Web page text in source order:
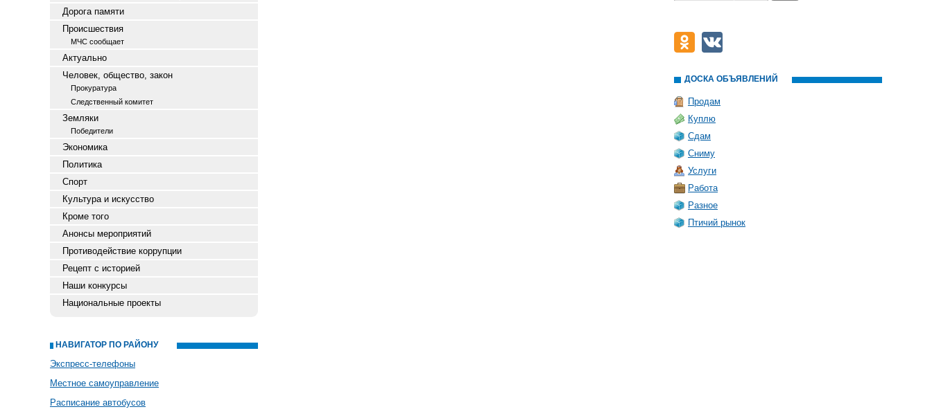
Дорога памяти
Происшествия
МЧС сообщает
Актуально
Человек, общество, закон
Прокуратура
Следственный комитет
Земляки
Победители
Экономика
Политика
Спорт
Культура и искусство
Кроме того
Анонсы мероприятий
Противодействие коррупции
Рецепт с историей
Наши конкурсы
Национальные проекты
НАВИГАТОР ПО РАЙОНУ
Экспресс-телефоны
Местное самоуправление
Расписание автобусов
ДОСКА ОБЪЯВЛЕНИЙ
Продам
Куплю
Сдам
Сниму
Услуги
Работа
Разное
Птичий рынок